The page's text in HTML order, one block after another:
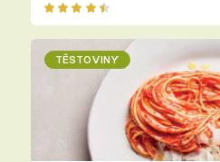
TĚSTOVINY